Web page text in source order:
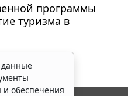
программы
туризма в
и обеспечения